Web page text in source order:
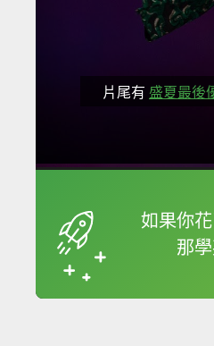
片尾有 盛夏最後
如果你
那